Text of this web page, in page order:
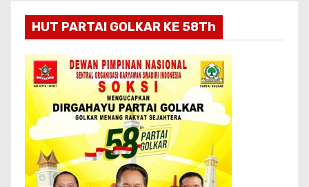
HUT PARTAI GOLKAR KE 58Th